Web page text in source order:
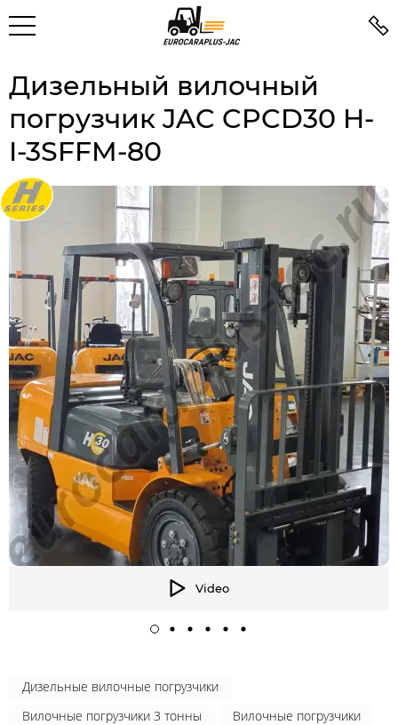
Дизельный вилочный
погрузчик JAC CPCD30 H-
I-3SFFM-80
Video
Дизельные вилочные погрузчики
Вилочные погрузчики 3 тонны
Вилочные погрузчики